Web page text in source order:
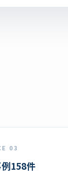
03
158件